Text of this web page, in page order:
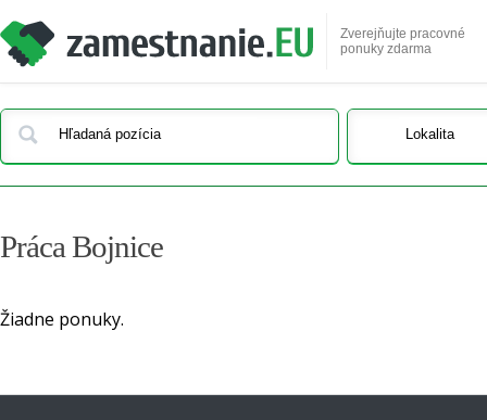
Zverejňujte pracovné
ponuky zdarma
Práca Bojnice
Žiadne ponuky.